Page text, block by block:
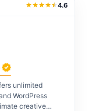
4.6
unlimited
WordPress
creative